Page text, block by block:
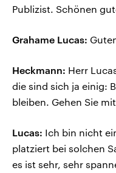
Publizist. Schönen
Grahame Lucas:
Heckmann: Herr
die sind sich ja einig:
bleiben. Gehen Sie
Lucas: Ich bin nicht
platziert bei solchen
es ist sehr, sehr